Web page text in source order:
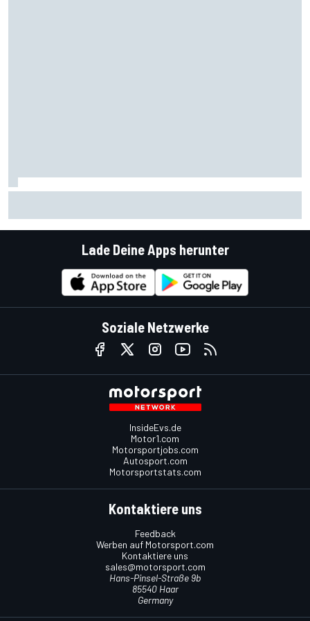
Lade Deine Apps herunter
Soziale Netzwerke
InsideEvs.de
Motor1.com
Motorsportjobs.com
Autosport.com
Motorsportstats.com
Kontaktiere uns
Feedback
Werben auf Motorsport.com
Kontaktiere uns
sales@motorsport.com
Hans-Pinsel-Straße 9b
85540 Haar
Germany